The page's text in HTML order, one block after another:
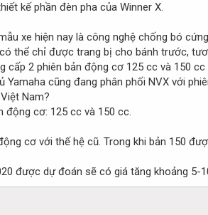
kế phần đèn pha của Winner X.
xe hiện nay là công nghệ chống bó
thể chỉ được trang bị cho bánh trước,
cấp 2 phiên bản động cơ 125 cc và 150
cũng đang phân phối NVX với
động cơ: 125 cc và 150 cc.
cơ với thế hệ cũ. Trong khi bản 150
được dự đoán sẽ có giá tăng khoảng 5-